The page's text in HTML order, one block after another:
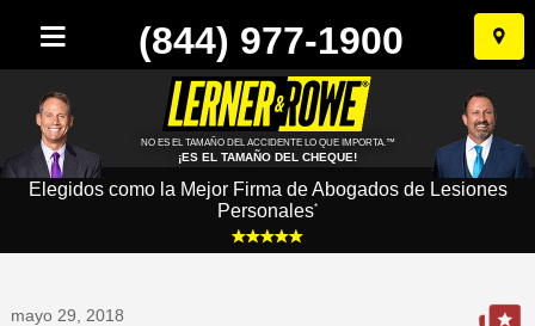
Ir
al
(844) 977-1900
NO ES EL TAMAÑO DEL ACCIDENTE LO QUE IMPORTA.™
¡ES EL TAMAÑO DEL CHEQUE!
Elegidos como la Mejor Firma de Abogados de Lesiones
Personales*
mayo 29, 2018